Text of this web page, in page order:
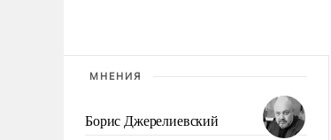
МНЕНИЯ
Борис Джерелиевский